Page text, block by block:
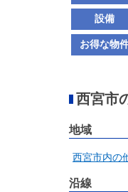
設備
お得な物
西宮市
地域
西宮市内の
沿線